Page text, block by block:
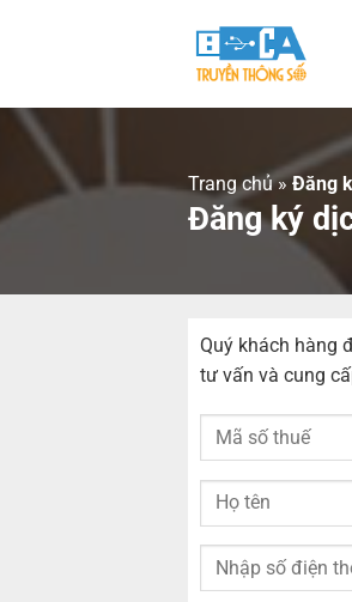
dung
Trang chủ»Đăng
Đăng ký
Quý khách hàng
tư vấn và cung